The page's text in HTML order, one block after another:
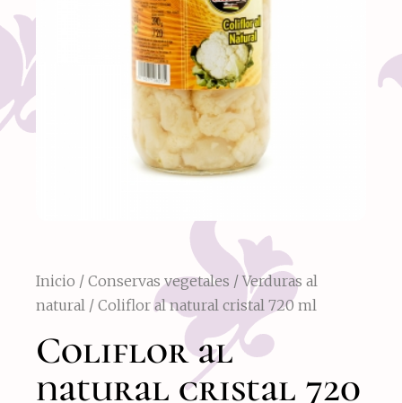
Inicio / Conservas vegetales /Verduras al
natural / Coliflor al natural cristal 720 ml
Coliflor al
natural cristal 720